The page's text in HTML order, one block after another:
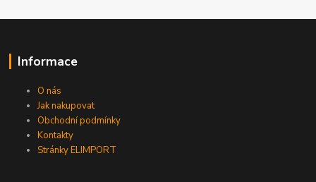
Informace
O nás
Jak nakupovat
Obchodní podmínky
Kontakty
Stránky ELIMPORT